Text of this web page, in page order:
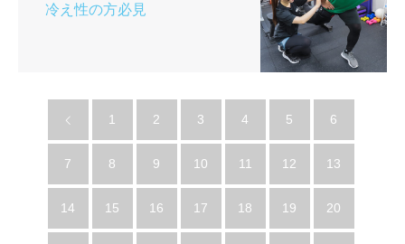
冷え性の方必見
1 2 3 4 5 6
7 8 9 10 11 12 13
14 15 16 17 18 19 20